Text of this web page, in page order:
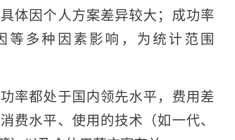
体因个人方案差异较大；成功率
等多种因素影响，为统计范围
率都处于国内领先水平，费用差
费水平、使用的技术（如一代、